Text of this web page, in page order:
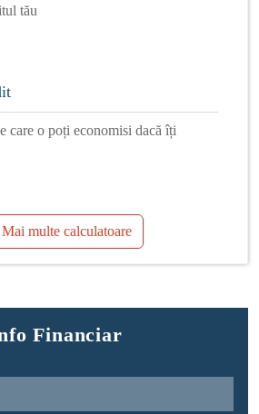
tău
care o poți economisi dacă îți
Mai multe calculatoare
Financiar